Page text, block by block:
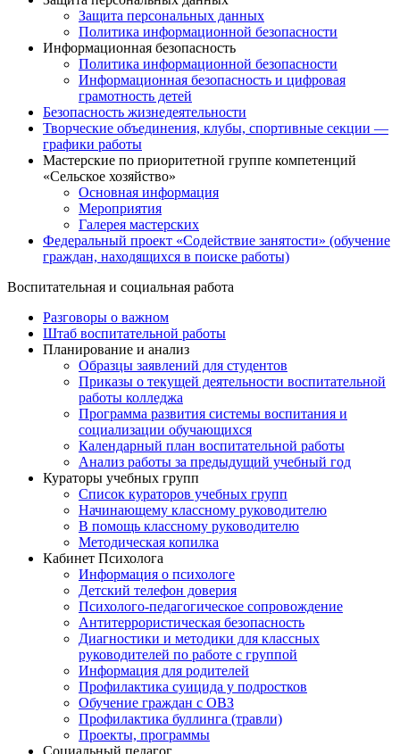
Защита персональных данных
Политика информационной безопасности
Информационная безопасность
Политика информационной безопасности
Информационная безопасность и цифровая
грамотность детей
Безопасность жизнедеятельности
Творческие объединения, клубы, спортивные секции —
графики работы
Мастерские по приоритетной группе компетенций
«Сельское хозяйство»
Основная информация
Мероприятия
Галерея мастерских
Федеральный проект «Содействие занятости» (обучение
граждан, находящихся в поиске работы)
Воспитательная и социальная работа
Разговоры о важном
Штаб воспитательной работы
Планирование и анализ
Образцы заявлений для студентов
Приказы о текущей деятельности воспитательной
работы колледжа
Программа развития системы воспитания и
социализации обучающихся
Календарный план воспитательной работы
Анализ работы за предыдущий учебный год
Кураторы учебных групп
Список кураторов учебных групп
Начинающему классному руководителю
В помощь классному руководителю
Методическая копилка
Кабинет Психолога
Информация о психологе
Детский телефон доверия
Психолого-педагогическое сопровождение
Антитеррористическая безопасность
Диагностики и методики для классных
руководителей по работе с группой
Информация для родителей
Профилактика суицида у подростков
Обучение граждан с ОВЗ
Профилактика буллинга (травли)
Проекты, программы
Социальный педагог